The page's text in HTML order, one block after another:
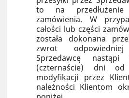
to na przedłużenie
zamówienia. W
całości lub części
została dokonana
zwrot
Sprzedawcę
(czternaście) dni
modyfikacji przez
należności Klientom